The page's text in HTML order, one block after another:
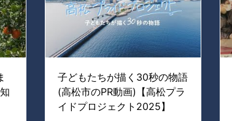
子どもたちが描く30秒の物語
(高松市のPR動画)【高松プラ
イドプロジェクト2025】